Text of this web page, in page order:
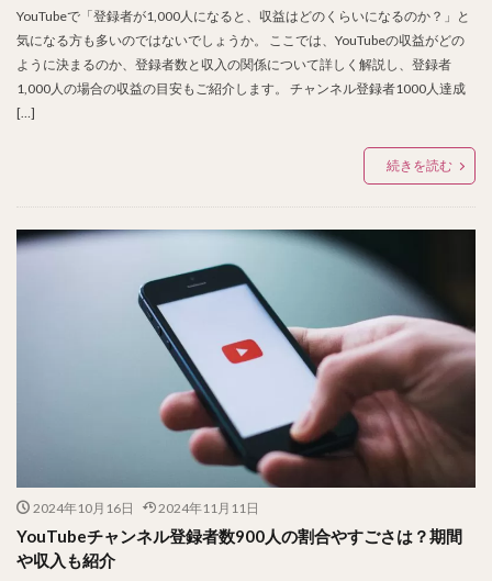
YouTubeで「登録者が1,000人になると、収益はどのくらいになるのか？」と
気になる方も多いのではないでしょうか。 ここでは、YouTubeの収益がどの
ように決まるのか、登録者数と収入の関係について詳しく解説し、登録者
1,000人の場合の収益の目安もご紹介します。 チャンネル登録者1000人達成
[…]
続きを読む
2024年10月16日 2024年11月11日
YouTubeチャンネル登録者数900人の割合やすごさは？期間
や収入も紹介